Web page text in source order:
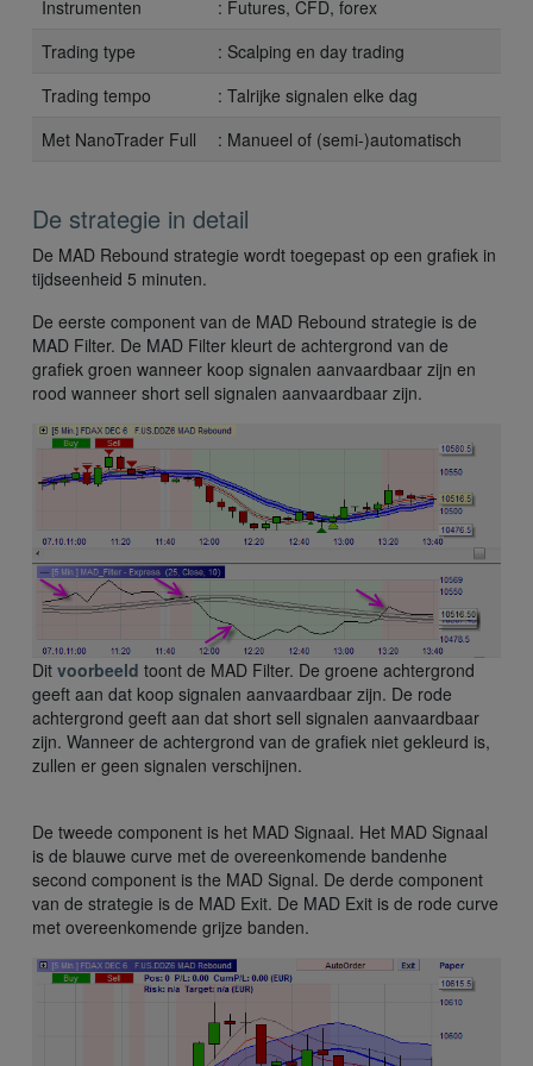
Instrumenten
: Futures, CFD, forex
Trading type
: Scalping en day trading
Trading tempo
: Talrijke signalen elke dag
Met NanoTrader Full
: Manueel of (semi-)automatisch
De strategie in detail
De MAD Rebound strategie wordt toegepast op een grafiek in
tijdseenheid 5 minuten.
De eerste component van de MAD Rebound strategie is de
MAD Filter. De MAD Filter kleurt de achtergrond van de
grafiek groen wanneer koop signalen aanvaardbaar zijn en
rood wanneer short sell signalen aanvaardbaar zijn.
Dit voorbeeld toont de MAD Filter. De groene achtergrond
geeft aan dat koop signalen aanvaardbaar zijn. De rode
achtergrond geeft aan dat short sell signalen aanvaardbaar
zijn. Wanneer de achtergrond van de grafiek niet gekleurd is,
zullen er geen signalen verschijnen.
De tweede component is het MAD Signaal. Het MAD Signaal
is de blauwe curve met de overeenkomende bandenhe
second component is the MAD Signal. De derde component
van de strategie is de MAD Exit. De MAD Exit is de rode curve
met overeenkomende grijze banden.